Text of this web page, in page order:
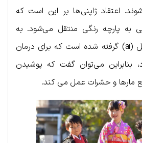
اعتقاد ژاپنی‌ها بر این است که
به پارچه رنگی منتقل می‌شود. به
عنوان مثال، آبی از نیل (ai) گرفته شده است که برای درمان
بنابراین می‌توان گفت که پوشیدن
مارها و حشرات عمل می کند.